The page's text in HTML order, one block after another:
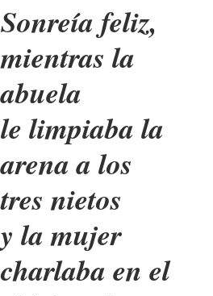
Sonreía feliz,
mientras la
abuela
le limpiaba la
arena a los
tres nietos
y la mujer
charlaba en el